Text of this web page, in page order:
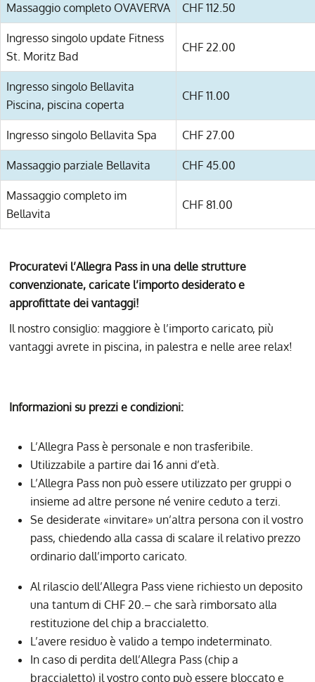
Massaggio completo OVAVERVA CHF 112.50
Ingresso singolo update Fitness
St. Moritz Bad
CHF 22.00
Ingresso singolo Bellavita
Piscina, piscina coperta
CHF 11.00
Ingresso singolo Bellavita Spa CHF 27.00
Massaggio parziale Bellavita CHF 45.00
Massaggio completo im
Bellavita
CHF 81.00
Procuratevi l’Allegra Pass in una delle strutture
convenzionate, caricate l’importo desiderato e
approfittate dei vantaggi!
Il nostro consiglio: maggiore è l’importo caricato, più
vantaggi avrete in piscina, in palestra e nelle aree relax!
Informazioni su prezzi e condizioni:
L’Allegra Pass è personale e non trasferibile.
Utilizzabile a partire dai 16 anni d’età.
L’Allegra Pass non può essere utilizzato per gruppi o
insieme ad altre persone né venire ceduto a terzi.
Se desiderate «invitare» un’altra persona con il vostro
pass, chiedendo alla cassa di scalare il relativo prezzo
ordinario dall’importo caricato.
Al rilascio dell’Allegra Pass viene richiesto un deposito
una tantum di CHF 20.– che sarà rimborsato alla
restituzione del chip a braccialetto.
L’avere residuo è valido a tempo indeterminato.
In caso di perdita dell’Allegra Pass (chip a
braccialetto) il vostro conto può essere bloccato e